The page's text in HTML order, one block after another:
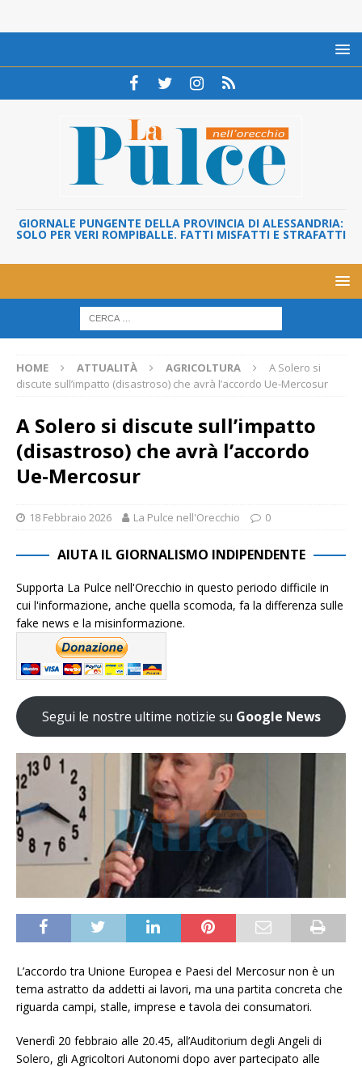
GIORNALE PUNGENTE DELLA PROVINCIA DI ALESSANDRIA:
SOLO PER VERI ROMPIBALLE. FATTI MISFATTI E STRAFATTI
HOME ATTUALITÀ AGRICOLTURA
A Solero si
discute sull’impatto (disastroso) che avrà l’accordo Ue-Mercosur
A Solero si discute sull’impatto
(disastroso) che avrà l’accordo
Ue-Mercosur
18 Febbraio 2026 La Pulce nell'Orecchio 0
AIUTA IL GIORNALISMO INDIPENDENTE
Supporta La Pulce nell'Orecchio in questo periodo difficile in
cui l'informazione, anche quella scomoda, fa la differenza sulle
fake news e la misinformazione.
Segui le nostre ultime notizie su Google News
L’accordo tra Unione Europea e Paesi del Mercosur non è un
tema astratto da addetti ai lavori, ma una partita concreta che
riguarda campi, stalle, imprese e tavola dei consumatori.
Venerdì 20 febbraio alle 20.45, all’Auditorium degli Angeli di
Solero, gli Agricoltori Autonomi dopo aver partecipato alle